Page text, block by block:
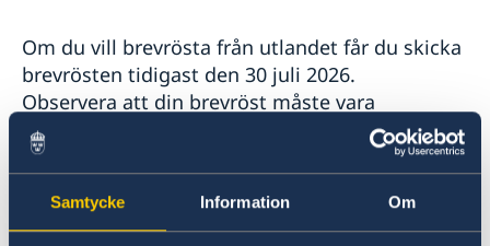
Samtycke Information Om
Om du vill brevrösta från utlandet får du skicka
brevrösten tidigast den 30 juli 2026.
Observera att din brevröst måste vara
Valmyndigheten tillhanda senast 12 september
2026 för att din röst ska räknas i detta val.
Adress till Valmyndigheten